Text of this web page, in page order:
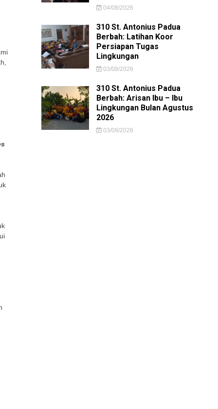
04/08/2026
310 St. Antonius Padua
Berbah: Latihan Koor
Persiapan Tugas
Lingkungan
03/08/2026
310 St. Antonius Padua
Berbah: Arisan Ibu – Ibu
Lingkungan Bulan Agustus
2026
03/08/2026